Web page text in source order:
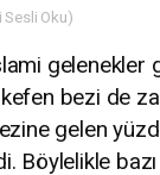
Sesli Oku)
gelenekler
bezi de
gelen
Böylelikle